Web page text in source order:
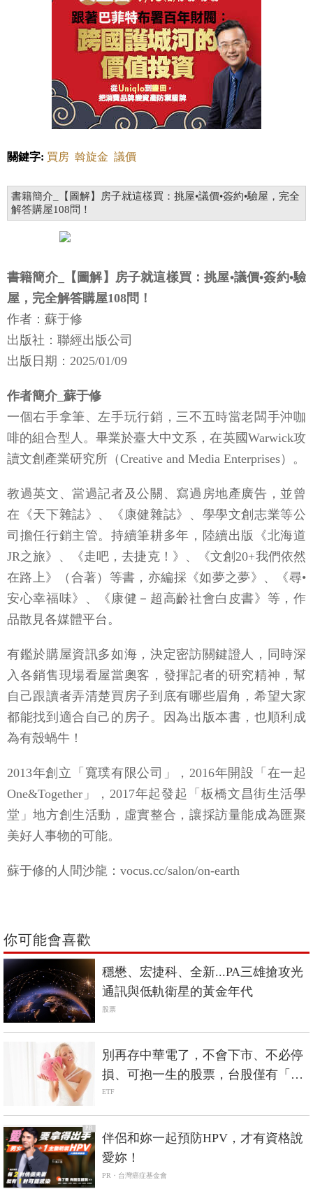
關鍵字: 買房 斡旋金 議價
書籍簡介_【圖解】房子就這樣買：挑屋•議價•簽約•驗屋，完全
解答購屋108問！
書籍簡介_【圖解】房子就這樣買：挑屋•議價•簽約•驗
屋，完全解答購屋108問！
作者：蘇于修
出版社：聯經出版公司
出版日期：2025/01/09
作者簡介_蘇于修
一個右手拿筆、左手玩行銷，三不五時當老闆手沖咖
啡的組合型人。畢業於臺大中文系，在英國Warwick攻
讀文創產業研究所（Creative and Media Enterprises）。
教過英文、當過記者及公關、寫過房地產廣告，並曾
在《天下雜誌》、《康健雜誌》、學學文創志業等公
司擔任行銷主管。持續筆耕多年，陸續出版《北海道
JR之旅》、《走吧，去捷克！》、《文創20+我們依然
在路上》（合著）等書，亦編採《如夢之夢》、《尋•
安心幸福味》、《康健－超高齡社會白皮書》等，作
品散見各媒體平台。
有鑑於購屋資訊多如海，決定密訪關鍵證人，同時深
入各銷售現場看屋當奧客，發揮記者的研究精神，幫
自己跟讀者弄清楚買房子到底有哪些眉角，希望大家
都能找到適合自己的房子。因為出版本書，也順利成
為有殼蝸牛！
2013年創立「寬璞有限公司」，2016年開設「在一起
One&Together」，2017年起發起「板橋文昌街生活學
堂」地方創生活動，虛實整合，讓採訪量能成為匯聚
美好人事物的可能。
蘇于修的人間沙龍：vocus.cc/salon/on-earth
你可能會喜歡
穩懋、宏捷科、全新...PA三雄搶攻光
通訊與低軌衛星的黃金年代
股票
別再存中華電了，不會下市、不必停
損、可抱一生的股票，台股僅有「這
兩檔」
ETF
PR
伴侶和妳一起預防HPV，才有資格說
愛妳！
PR・台灣癌症基金會